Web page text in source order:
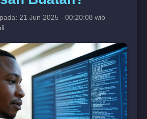
21 Jun 2025 - 00:20:08 wib